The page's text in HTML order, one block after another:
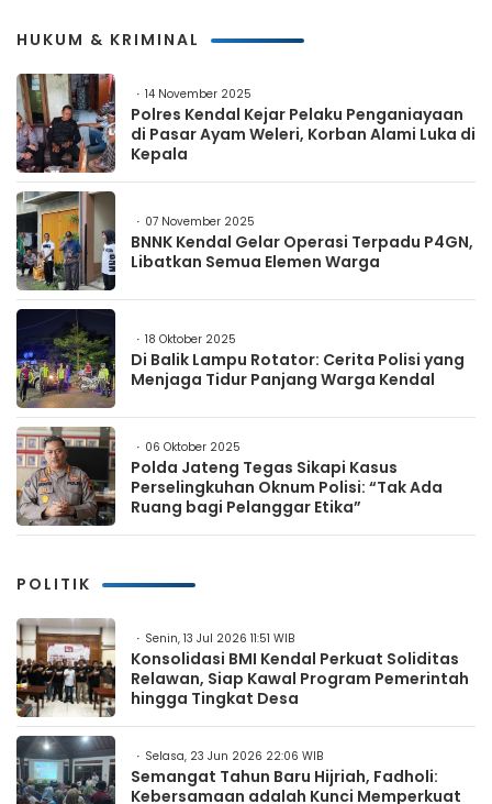
HUKUM & KRIMINAL
14 November 2025
Polres Kendal Kejar Pelaku Penganiayaan
di Pasar Ayam Weleri, Korban Alami Luka di
Kepala
07 November 2025
BNNK Kendal Gelar Operasi Terpadu P4GN,
Libatkan Semua Elemen Warga
18 Oktober 2025
Di Balik Lampu Rotator: Cerita Polisi yang
Menjaga Tidur Panjang Warga Kendal
06 Oktober 2025
Polda Jateng Tegas Sikapi Kasus
Perselingkuhan Oknum Polisi: “Tak Ada
Ruang bagi Pelanggar Etika”
POLITIK
Senin, 13 Jul 2026 11:51 WIB
Konsolidasi BMI Kendal Perkuat Soliditas
Relawan, Siap Kawal Program Pemerintah
hingga Tingkat Desa
Selasa, 23 Jun 2026 22:06 WIB
Semangat Tahun Baru Hijriah, Fadholi:
Kebersamaan adalah Kunci Memperkuat